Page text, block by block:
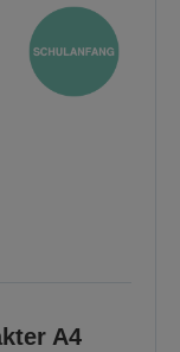
A4